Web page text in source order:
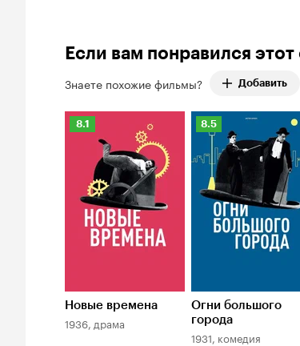
оценок:
98%
Если вам понравился
Знаете похожие фильмы? Добавить
Рейтинг
Кинопоиска
8.1
Новые времена
1936, драма
Рейтинг
Кинопоиска
8.5
8.5
Огни большого
города
1931, комедия